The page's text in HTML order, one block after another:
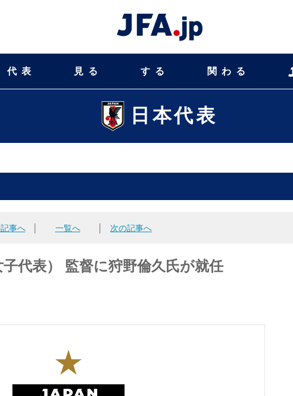
代表 見る する 関わる
日本代表
事へ│ 一覧へ 次の記事へ
代表） 監督に狩野倫久氏が就任